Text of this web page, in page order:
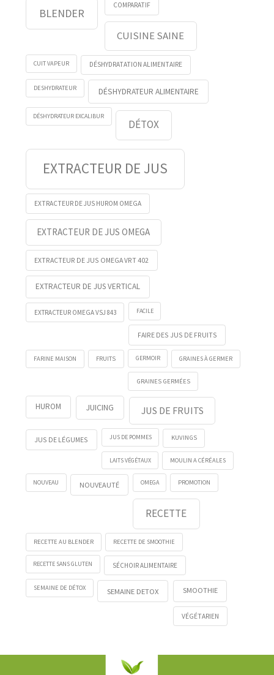
BLENDER
COMPARATIF
CUISINE SAINE
CUIT VAPEUR DÉSHYDRATATION ALIMENTAIRE
DESHYDRATEUR DÉSHYDRATEUR ALIMENTAIRE
DÉSHYDRATEUR EXCALIBUR
DÉTOX
EXTRACTEUR DE JUS
EXTRACTEUR DE JUS HUROM OMEGA
EXTRACTEUR DE JUS OMEGA
EXTRACTEUR DE JUS OMEGA VRT 402
EXTRACTEUR DE JUS VERTICAL
EXTRACTEUR OMEGA VSJ 843 FACILE
FAIRE DES JUS DE FRUITS
FARINE MAISON FRUITS GERMOIR GRAINES À GERMER
GRAINES GERMÉES
HUROM JUICING JUS DE FRUITS
JUS DE LÉGUMES JUS DE POMMES KUVINGS
LAITS VÉGÉTAUX MOULIN A CÉRÉALES
NOUVEAU NOUVEAUTÉ OMEGA PROMOTION
RECETTE
RECETTE AU BLENDER RECETTE DE SMOOTHIE
RECETTE SANS GLUTEN SÉCHOIR ALIMENTAIRE
SEMAINE DE DÉTOX SEMAINE DETOX SMOOTHIE
VÉGÉTARIEN